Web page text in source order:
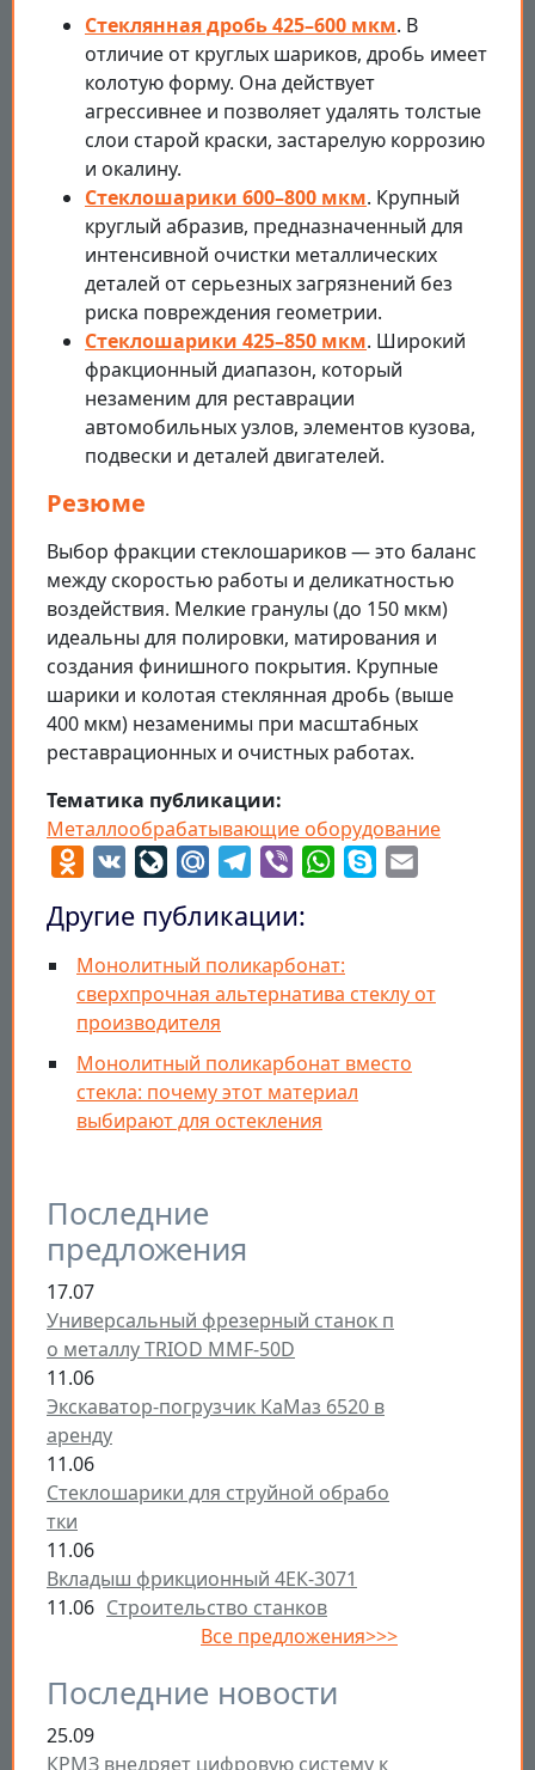
Последние
предложения
17.07
Универсальный фрезерный станок п
о металлу TRIOD MMF-50D
11.06
Экскаватор-погрузчик КаМаз 6520 в
аренду
11.06
Стеклошарики для струйной обрабо
тки
11.06
Вкладыш фрикционный 4ЕК-3071
11.06 Строительство станков
Все предложения>>>
Последние новости
25.09
КРМЗ внедряет цифровую систему к
Стеклянная дробь 425–600 мкм. В
отличие от круглых шариков, дробь имеет
колотую форму. Она действует
агрессивнее и позволяет удалять толстые
слои старой краски, застарелую коррозию
и окалину.
Стеклошарики 600–800 мкм. Крупный
круглый абразив, предназначенный для
интенсивной очистки металлических
деталей от серьезных загрязнений без
риска повреждения геометрии.
Стеклошарики 425–850 мкм. Широкий
фракционный диапазон, который
незаменим для реставрации
автомобильных узлов, элементов кузова,
подвески и деталей двигателей.
Резюме
Выбор фракции стеклошариков — это баланс
между скоростью работы и деликатностью
воздействия. Мелкие гранулы (до 150 мкм)
идеальны для полировки, матирования и
создания финишного покрытия. Крупные
шарики и колотая стеклянная дробь (выше
400 мкм) незаменимы при масштабных
реставрационных и очистных работах.
Тематика публикации
Металлообрабатывающие оборудование
Odnoklassniki
VK LiveJournal
Mail.RuTelegram
Viber WhatsApp
Skype
Другие публикации:
Монолитный поликарбонат:
сверхпрочная альтернатива стеклу от
производителя
Монолитный поликарбонат вместо
стекла: почему этот материал
выбирают для остекления